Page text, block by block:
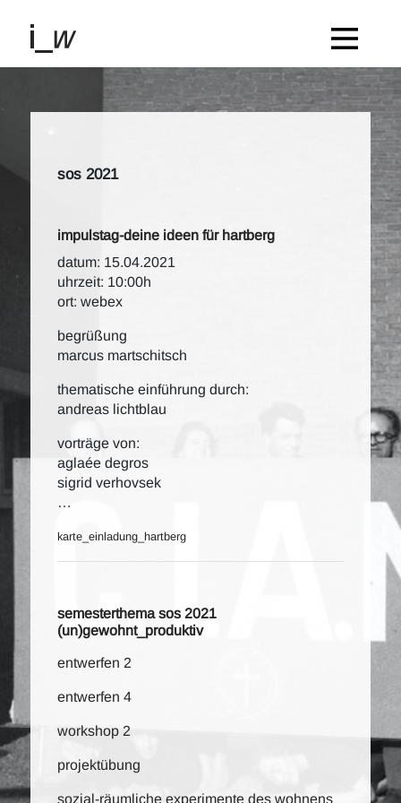
sos 2021
impulstag-deine ideen für hartberg
datum: 15.04.2021
uhrzeit: 10:00h
ort: webex
begrüßung
marcus martschitsch
thematische einführung durch:
andreas lichtblau
vorträge von:
aglaée degros
sigrid verhovsek
…
karte_einladung_hartberg
semesterthema sos 2021
(un)gewohnt_produktiv
entwerfen 2
entwerfen 4
workshop 2
projektübung
sozial-räumliche experimente des wohnens